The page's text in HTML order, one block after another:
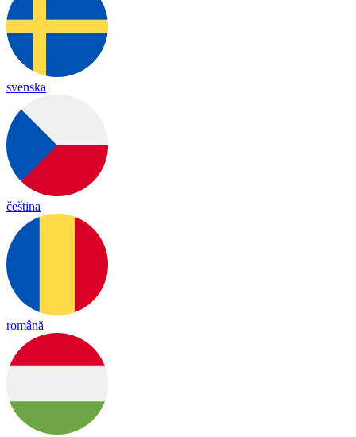
svenska
čeština
română